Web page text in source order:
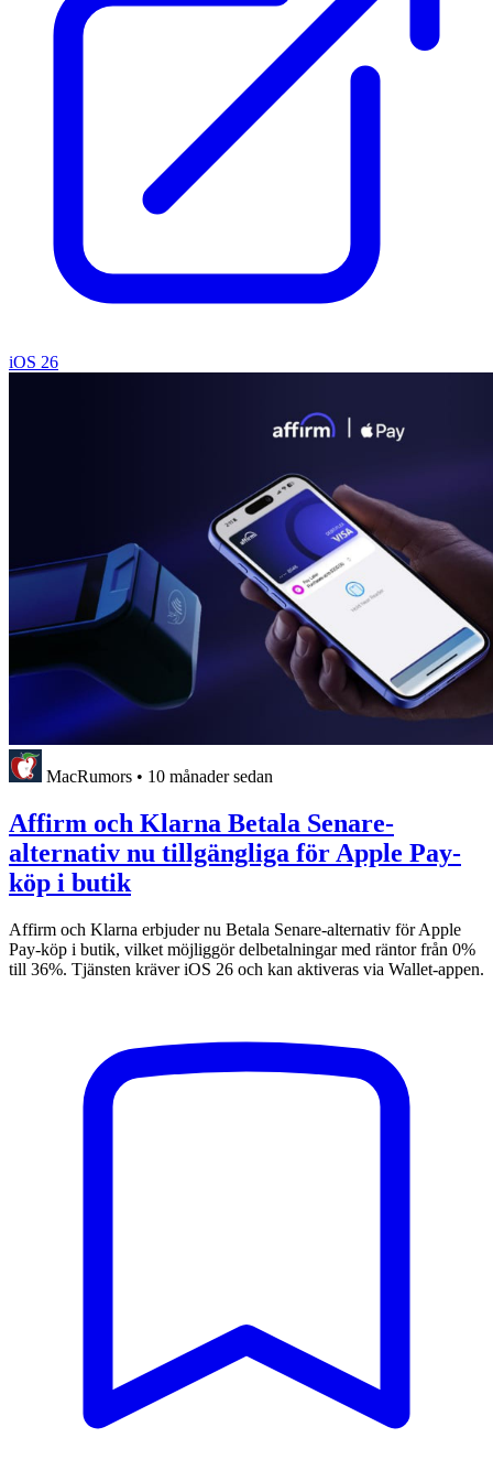
iOS 26
MacRumors • 10 månader sedan
Affirm och Klarna Betala Senare-
alternativ nu tillgängliga för Apple Pay-
köp i butik
Affirm och Klarna erbjuder nu Betala Senare-alternativ för Apple
Pay-köp i butik, vilket möjliggör delbetalningar med räntor från 0%
till 36%. Tjänsten kräver iOS 26 och kan aktiveras via Wallet-appen.